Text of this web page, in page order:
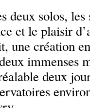
deux solos,
et le plaisir
une création
immenses
deux